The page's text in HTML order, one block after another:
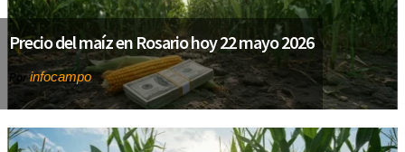
Precio del maíz en Rosario hoy 22 mayo 2026
Porinfocampo